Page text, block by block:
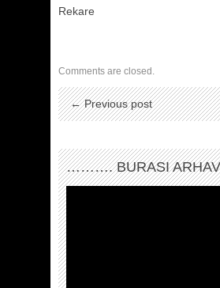
Rekare
Comments are closed.
← Previous post
………. BURASI